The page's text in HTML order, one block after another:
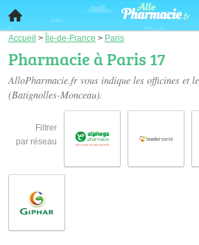
Accueil > Île-de-France > Paris
Pharmacie à Paris 17
AlloPharmacie.fr vous indique les officines et
(Batignolles-Monceau).
Filtrer
par réseau